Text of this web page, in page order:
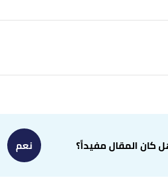
كان المقال مفيداً؟ نعم